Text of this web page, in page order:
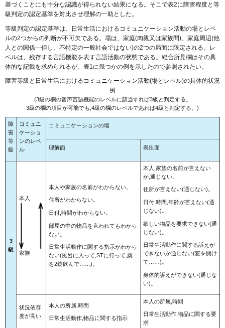
基づくことにも十分な認識が得られない結果になる。そこで表2に障害程度と等
級判定の認定基準を対比させ理解の一助とした。
等級判定の認定基準は、日常生活におけるコミュニケーション活動の場とレベ
ルの2つからの判断が不可欠である。場は、家庭(肉親又は家族間)、家庭周辺(他
人との関係―但し、不特定の一般社会ではない)の2つの局面に限定される。レ
ベルは、残存する言語機能を表す言語活動の状態である。総合所見欄はその具
体的な記載を求められるが、表1に幾つかの例を示したので参照されたい。
障害等級と日常生活におけるコミュニケーション活動(場とレベル)の具体的状況
例
(3級の欄の音声言語機能のレベルに該当すれば3級と判定する。
3級の欄の項目が可能でも,4級の欄のレベルであれば4級と判定する。)
障
害
等
級
コミュニ
ケーショ
ンのレベ
ル
コミュニケーションの場
理解面 表出面
3
級
本人
家族
本人や家族の名前がわからない。
住所がわからない。
日付,時間がわからない。
部屋の中の物品を言われてもわから
ない。
日常生活動作に関する指示がわから
ない(風呂に入って,STに行って,薬
を2錠飲んで……)。
本人,家族の名前が言えない
か,通じない。
住所が言えない(通じない)。
日付,時間,年齢が言えない(通
じない)。
欲しい物品を要求できない(通
じない)。
日常生活動作に関する訴えが
できないか通じない(窓を開け
て……)。
身体的訴えができない(通じな
い)。
状況依存
度が高い
本人の所属,時間
日常生活動作,物品に関する指示
本人の所属,時間
日常生活動作,物品に関する要
求